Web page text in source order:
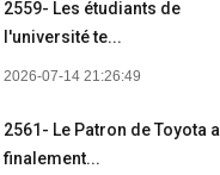
2559- Les étudiants de
l'université te...
2026-07-14 21:26:49
2561- Le Patron de Toyota a
finalement...